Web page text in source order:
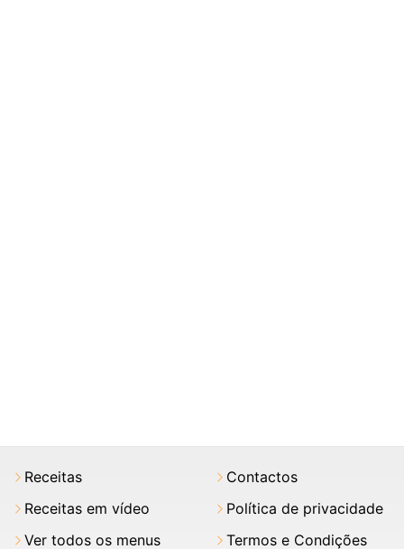
Receitas
Receitas em vídeo
Ver todos os menus
Contactos
Política de privacidade
Termos e Condições